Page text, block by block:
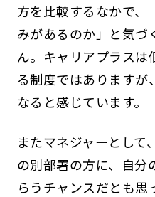
方を比較するなかで、
みがあるのか」と気づ
ん。キャリアプラスは
る制度ではありますが
なると感じています。
またマネジャーとして
の別部署の方に、自分
らうチャンスだとも思